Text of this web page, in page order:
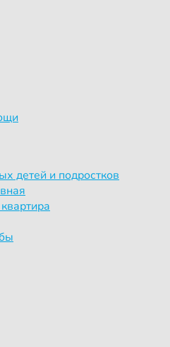
детей и подростков